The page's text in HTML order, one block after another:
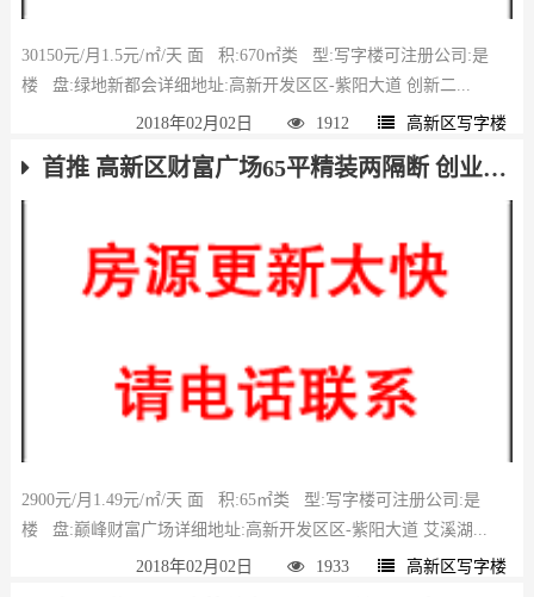
30150元/月1.5元/㎡/天 面 积:670㎡类 型:写字楼可注册公司:是
楼 盘:绿地新都会详细地址:高新开发区区-紫阳大道 创新二...
2018年02月02日 1912 高新区写字楼
首推 高新区财富广场65平精装两隔断 创业优选
2900元/月1.49元/㎡/天 面 积:65㎡类 型:写字楼可注册公司:是
楼 盘:巅峰财富广场详细地址:高新开发区区-紫阳大道 艾溪湖...
2018年02月02日 1933 高新区写字楼